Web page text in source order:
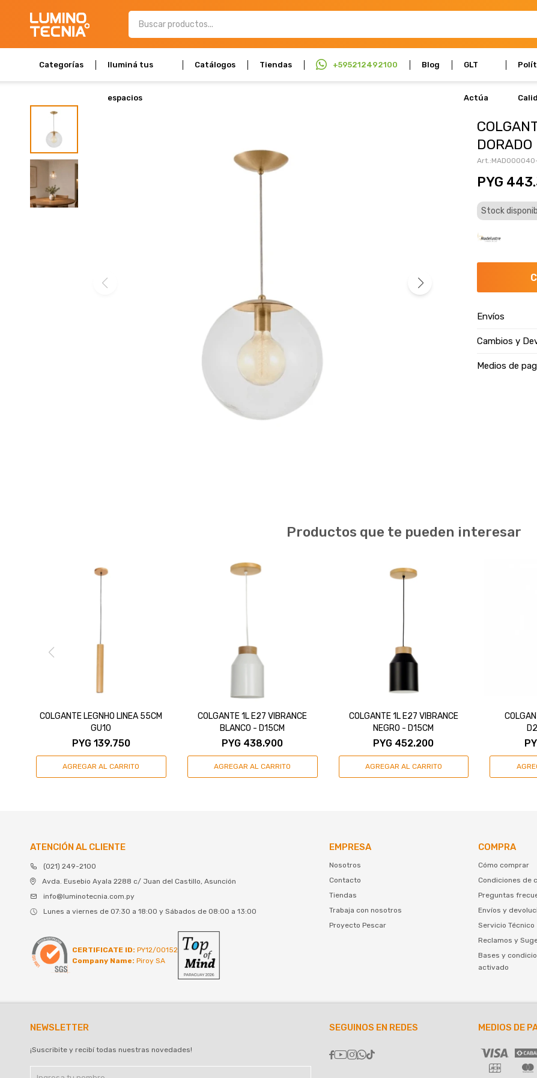
Categorías Iluminá tus
espacios
Catálogos Tiendas +595212492100 Blog GLT
Actúa
DORADO
PYG
Stock
Envíos
Cambios y
Medios de
Productos que te pueden interesar
COLGANTE LEGNHO LINEA 55CM
GU10
PYG 139.750
COLGANTE 1L E27 VIBRANCE
BLANCO - D15CM
PYG 438.900
COLGANTE 1L E27 VIBRANCE
NEGRO - D15CM
PYG 452.200
ATENCIÓN AL CLIENTE
(021) 249-2100
Avda. Eusebio Ayala 2288 c/ Juan del Castillo, Asunción
info@luminotecnia.com.py
Lunes a viernes de 07:30 a 18:00 y Sábados de 08:00 a 13:00
CERTIFICATE ID: PY12/00152
Company Name: Piroy SA
EMPRESA
Nosotros
Contacto
Tiendas
Trabaja con nosotros
Proyecto Pescar
COMPRA
Cómo comprar
Condiciones de
Preguntas
Envíos y
Servicio Técnico
Reclamos y
Bases y
activado
NEWSLETTER
¡Suscribite y recibí todas nuestras novedades!
SEGUINOS EN REDES

MEDIOS DE